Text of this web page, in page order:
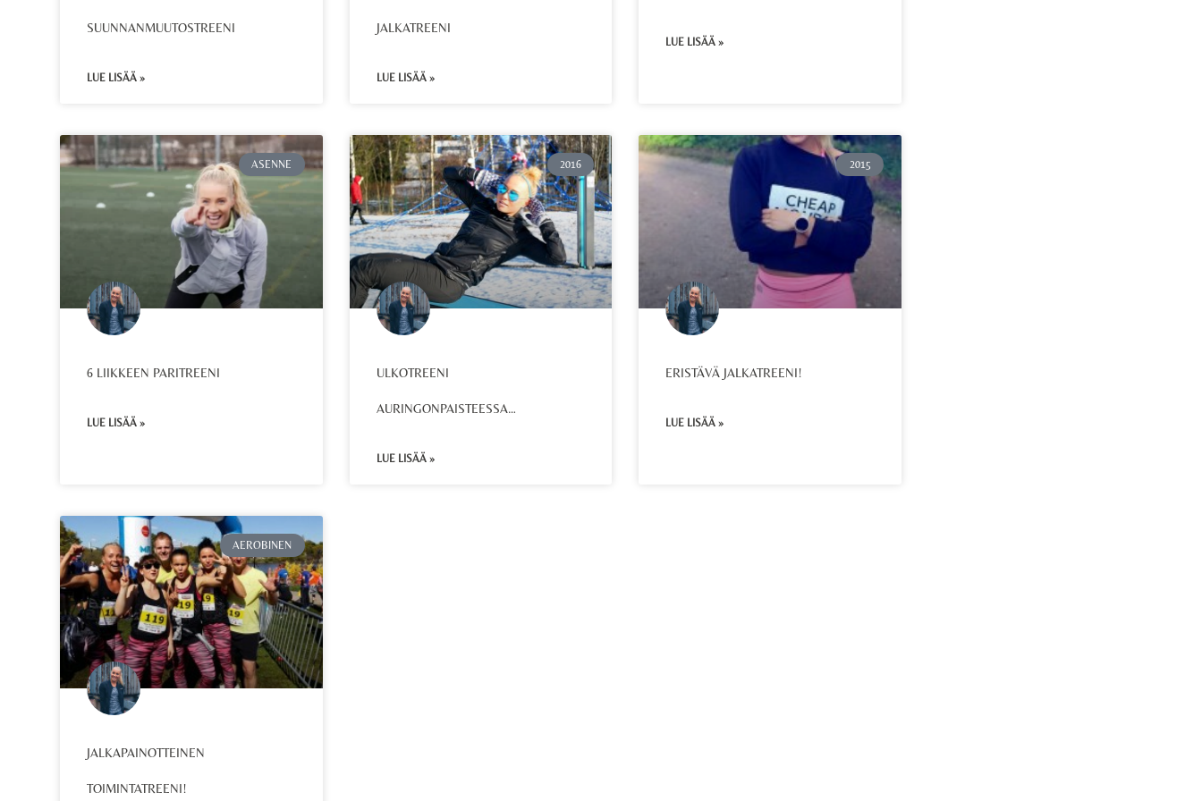
SUUNNANMUUTOSTREENI
LUE LISÄÄ »
JALKATREENI
LUE LISÄÄ »
LUE LISÄÄ »
ASENNE
6 LIIKKEEN PARITREENI
LUE LISÄÄ »
2016
ULKOTREENI
AURINGONPAISTEESSA…
LUE LISÄÄ »
2015
ERISTÄVÄ JALKATREENI!
LUE LISÄÄ »
AEROBINEN
JALKAPAINOTTEINEN
TOIMINTATREENI!